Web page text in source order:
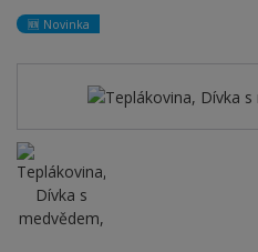
🆕 Novinka